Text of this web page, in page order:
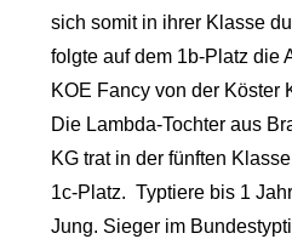
sich somit in ihrer Klasse
folgte auf dem 1b-Platz die
KOE Fancy von der Köster
Die Lambda-Tochter aus
KG trat in der fünften
1c-Platz. Typtiere bis 1
Jung. Sieger im